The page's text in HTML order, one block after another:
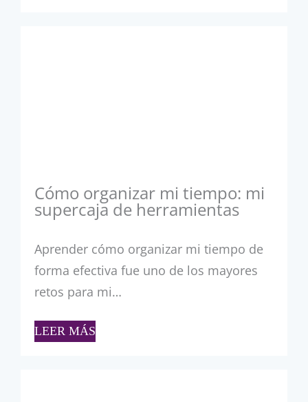
Cómo organizar mi tiempo: mi
supercaja de herramientas
Aprender cómo organizar mi tiempo de
forma efectiva fue uno de los mayores
retos para mi…
LEER MÁS